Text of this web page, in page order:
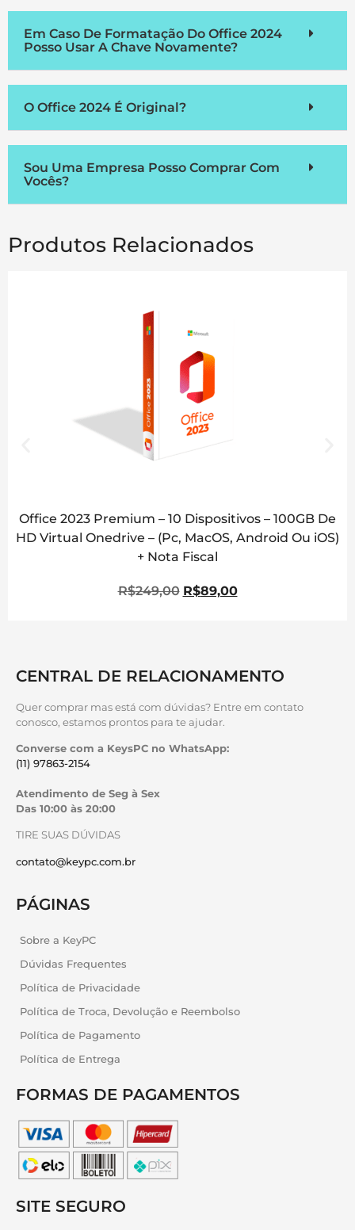
Em Caso De Formatação Do Office 2024
Posso Usar A Chave Novamente?
O Office 2024 É Original?
Sou Uma Empresa Posso Comprar Com
Vocês?
Produtos Relacionados
Office 2023 Premium – 10 Dispositivos – 100GB De
HD Virtual Onedrive – (Pc, MacOS, Android Ou iOS)
+ Nota Fiscal
R$249,00 R$89,00
CENTRAL DE RELACIONAMENTO
Quer comprar mas está com dúvidas? Entre em contato
conosco, estamos prontos para te ajudar.
Converse com a KeysPC no WhatsApp:
(11) 97863-2154
Atendimento de Seg à Sex
Das 10:00 às 20:00
TIRE SUAS DÚVIDAS
contato@keypc.com.br
PÁGINAS
Sobre a KeyPC
Dúvidas Frequentes
Política de Privacidade
Política de Troca, Devolução e Reembolso
Política de Pagamento
Política de Entrega
FORMAS DE PAGAMENTOS
SITE SEGURO